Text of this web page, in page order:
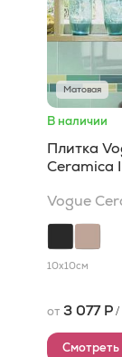
Матовая
В наличии
Плитка
Ceramica
Vogue
10x10см
от 3 077 Р/